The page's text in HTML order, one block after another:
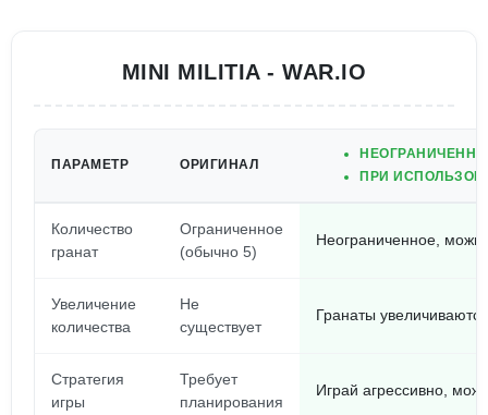
MINI MILITIA - WAR.IO
ПАРАМЕТР ОРИГИНАЛ
ПРИ
Количество
гранат
Ограниченное
(обычно 5)
Неограниченное,
Увеличение
количества
Не
существует
Гранаты
Стратегия
игры
Требует
планирования
Играй агрессивно,